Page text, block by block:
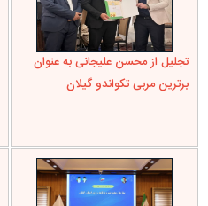
تجلیل از محسن علیجانی به عنوان
برترین مربی تکواندو گیلان